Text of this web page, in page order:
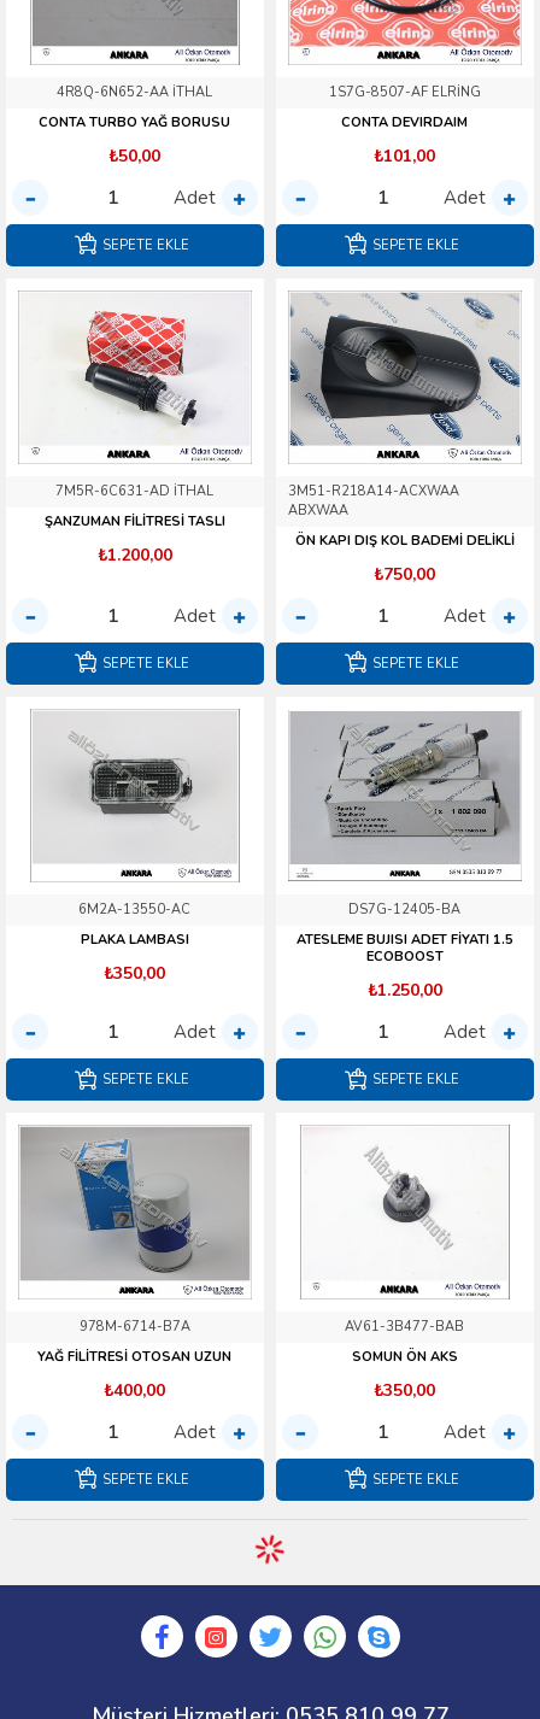
4R8Q-6N652-AA İTHAL
CONTA TURBO YAĞ BORUSU
₺50,00
Adet
SEPETE EKLE
1S7G-8507-AF ELRİNG
CONTA DEVIRDAIM
₺101,00
Adet
SEPETE EKLE
7M5R-6C631-AD İTHAL
ŞANZUMAN FİLİTRESİ TASLI
₺1.200,00
Adet
SEPETE EKLE
3M51-R218A14-ACXWAA
ABXWAA
ÖN KAPI DIŞ KOL BADEMİ DELİKLİ
₺750,00
Adet
SEPETE EKLE
6M2A-13550-AC
PLAKA LAMBASI
₺350,00
Adet
SEPETE EKLE
DS7G-12405-BA
ATESLEME BUJISI ADET FİYATI 1.5
ECOBOOST
₺1.250,00
Adet
SEPETE EKLE
978M-6714-B7A
YAĞ FİLİTRESİ OTOSAN UZUN
₺400,00
Adet
SEPETE EKLE
AV61-3B477-BAB
SOMUN ÖN AKS
₺350,00
Adet
SEPETE EKLE